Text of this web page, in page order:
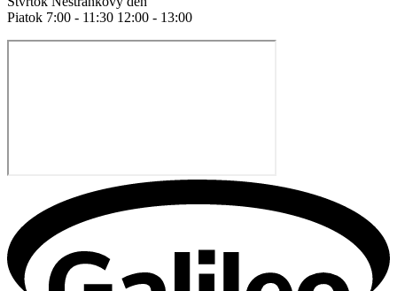
Piatok 7:00 - 11:30 12:00 - 13:00